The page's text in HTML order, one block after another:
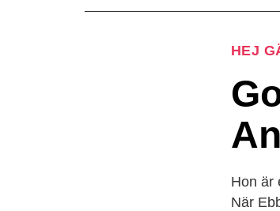
HEJ
Hon är
När